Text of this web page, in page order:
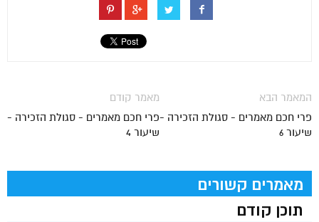
מאמר קודם
פרי חכם מאמרים - סגולת הזכירה -
שיעור 4
המאמר הבא
פרי חכם מאמרים - סגולת הזכירה -
שיעור 6
מאמרים קשורים
תוכן קודם